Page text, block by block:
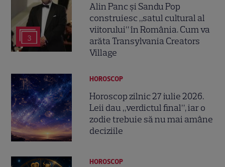
3
Alin Panc și Sandu Pop
construiesc „satul cultural al
viitorului” în România. Cum va
arăta Transylvania Creators
Village
HOROSCOP
Horoscop zilnic 27 iulie 2026.
Leii dau „verdictul final”, iar o
zodie trebuie să nu mai amâne
deciziile
HOROSCOP